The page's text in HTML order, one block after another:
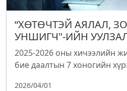
“ХӨТӨЧТЭЙ АЯЛАЛ,
УНШИГЧ"-ИЙН
2025-2026 оны хичээлийн
бие даалтын 7 хоногийн
2026/04/01